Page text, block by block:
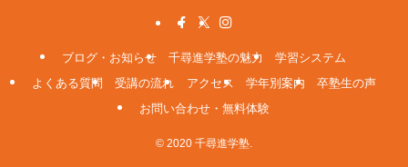
ブログ・お知らせ 千尋進学塾の魅力
学習システム
よくある質問
受講の流れ アクセス 学年別案内
卒塾生の声
お問い合わせ・無料体験
© 2020 千尋進学塾.